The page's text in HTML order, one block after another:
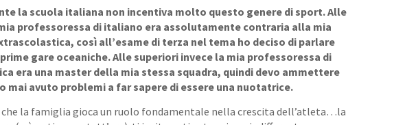
la scuola italiana non incentiva molto questo genere di sport. Alle
professoressa di italiano era assolutamente contraria alla mia
così all’esame di terza nel tema ho deciso di parlare
gare oceaniche. Allesuperiori invece la mia professoressa di
era una master della mia stessa squadra, quindi devo ammettere
mai avuto problemi a far sapere di essere una nuotatrice.
che la famiglia gioca un ruolo fondamentale nella crescita dell’atleta…la